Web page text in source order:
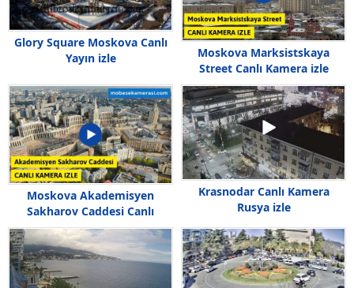
Glory Square Moskova Canlı
Yayın izle
Moskova Marksistskaya
Street Canlı Kamera izle
Moskova Akademisyen
Sakharov Caddesi Canlı
Kamera izle
Krasnodar Canlı Kamera
Rusya izle